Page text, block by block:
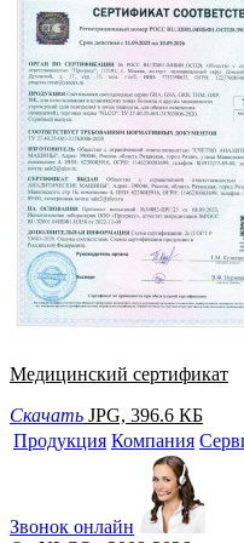
Медицинский сертификат
Скачать JPG, 396.6 КБ
Продукция Компания
Звонок онлайн